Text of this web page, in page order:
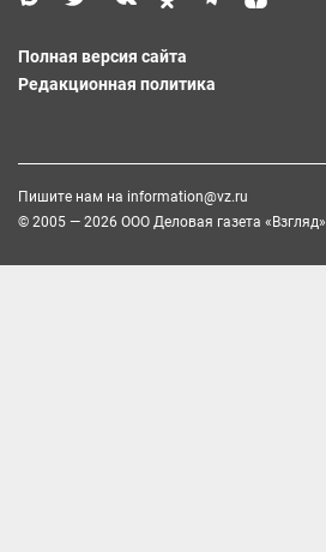
Полная версия сайта
Редакционная политика
Пишите нам на information@vz.ru
© 2005 — 2026 ООО Деловая газета «Взгляд»